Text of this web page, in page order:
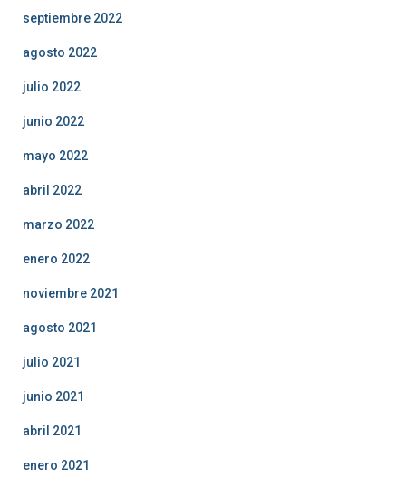
septiembre 2022
agosto 2022
julio 2022
junio 2022
mayo 2022
abril 2022
marzo 2022
enero 2022
noviembre 2021
agosto 2021
julio 2021
junio 2021
abril 2021
enero 2021